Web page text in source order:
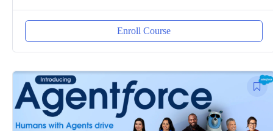
Enroll Course